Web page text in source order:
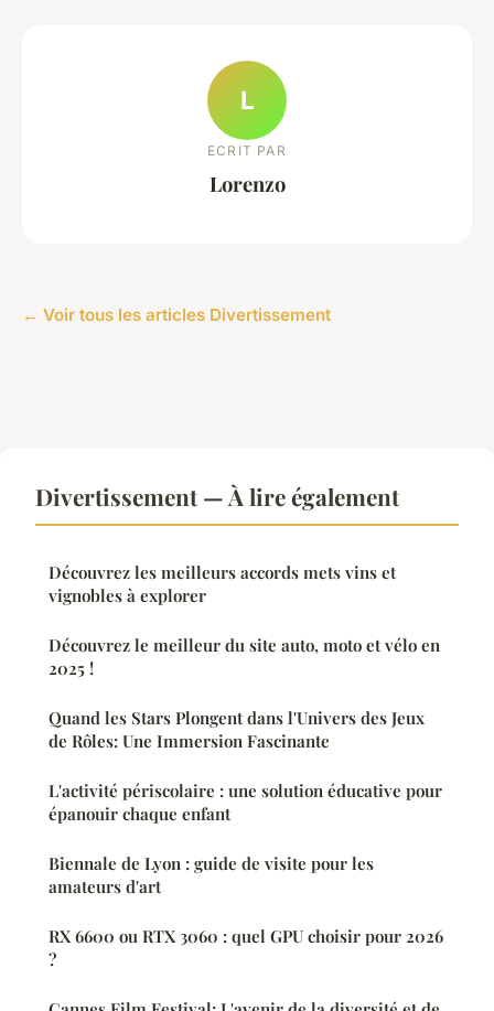
L
ECRIT PAR
Lorenzo
← Voir tous les articles Divertissement
Divertissement — À lire également
Découvrez les meilleurs accords mets vins et
vignobles à explorer
Découvrez le meilleur du site auto, moto et vélo en
2025 !
Quand les Stars Plongent dans l'Univers des Jeux
de Rôles: Une Immersion Fascinante
L'activité périscolaire : une solution éducative pour
épanouir chaque enfant
Biennale de Lyon : guide de visite pour les
amateurs d'art
RX 6600 ou RTX 3060 : quel GPU choisir pour 2026
?